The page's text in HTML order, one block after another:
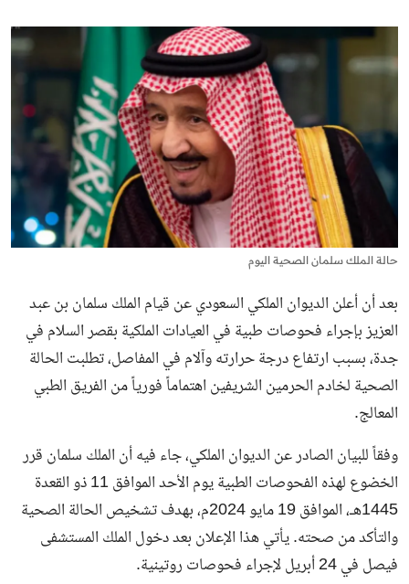
حالة الملك سلمان الصحية اليوم
بعد أن أعلن الديوان الملكي السعودي عن قيام الملك سلمان بن عبد
العزيزبإجراء فحوصات طبية في العيادات الملكية بقصر السلام في
جدة، بسبب ارتفاع درجة حرارته وآلام في المفاصل، تطلبت الحالة
الصحية لخادم الحرمين الشريفين اهتماماً فورياً من الفريق الطبي
المعالج.
وفقاً للبيان الصادر عن الديوان الملكي، جاء فيه أن الملك سلمان قرر
الخضوع لهذه الفحوصات الطبية يوم الأحد الموافق 11 ذو القعدة
1445هـ، الموافق 19 مايو 2024م، بهدف تشخيص الحالة الصحية
والتأكد من صحته. يأتي هذا الإعلان بعد دخول الملك المستشفى
فيصل في 24 أبريل لإجراء فحوصات روتينية.